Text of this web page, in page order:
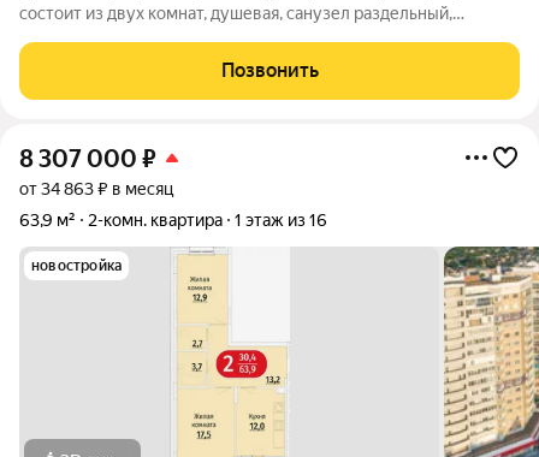
состоит из двух комнат, душевая, санузел раздельный,
Пластиковые окна, мебель остается. Вся сумма в договоре.
Соседи спокойные. Общая кухня тоже
Позвонить
8 307 000 ₽
от 34 863 ₽ в месяц
63,9 м²
2-комн. квартира 1 этаж из 16
новостройка